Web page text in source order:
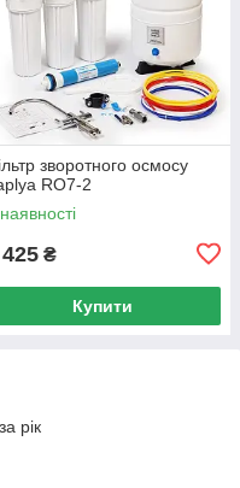
зворотного осмосу
RO7-2
₴
Купити
рік